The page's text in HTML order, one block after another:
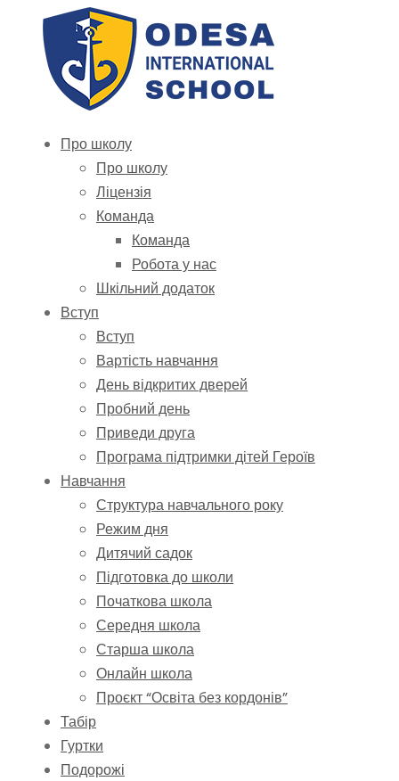
Про школу
Про школу
Ліцензія
Команда
Команда
Робота у нас
Шкільний додаток
Вступ
Вступ
Вартість навчання
День відкритих дверей
Пробний день
Приведи друга
Програма підтримки дітей Героїв
Навчання
Структура навчального року
Режим дня
Дитячий садок
Підготовка до школи
Початкова школа
Середня школа
Старша школа
Онлайн школа
Проєкт “Освіта без кордонів”
Табір
Гуртки
Подорожі